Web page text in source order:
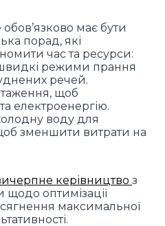
має бути
порад, які
час та ресурси:
режими прання
речей.
щоб
електроенергію.
воду для
зменшити витрати на
керівництво з
оптимізації
максимальної